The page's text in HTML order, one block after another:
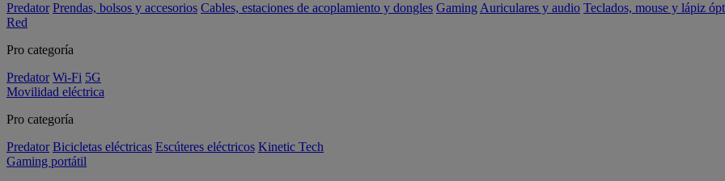
Predator Prendas, bolsos y accesorios Cables, estaciones de acoplamiento y dongles Gaming Auriculares y audio Teclados, mouse y lápiz
Red
Pro categoría
Predator Wi-Fi 5G
Movilidad eléctrica
Pro categoría
Predator Bicicletas eléctricas Escúteres eléctricos Kinetic Tech
Gaming portátil